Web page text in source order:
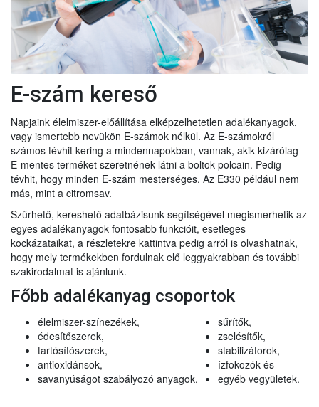
E-szám kereső
Napjaink élelmiszer-előállítása elképzelhetetlen adalékanyagok,
vagy ismertebb nevükön E-számok nélkül. Az E-számokról
számos tévhit kering a mindennapokban, vannak, akik kizárólag
E-mentes terméket szeretnének látni a boltok polcain. Pedig
tévhit, hogy minden E-szám mesterséges. Az E330 például nem
más, mint a citromsav.
Szűrhető, kereshető adatbázisunk segítségével megismerhetik az
egyes adalékanyagok fontosabb funkcióit, esetleges
kockázataikat, a részletekre kattintva pedig arról is olvashatnak,
hogy mely termékekben fordulnak elő leggyakrabban és további
szakirodalmat is ajánlunk.
Főbb adalékanyag csoportok
élelmiszer-színezékek,
édesítőszerek,
tartósítószerek,
antioxidánsok,
savanyúságot szabályozó anyagok,
sűrítők,
zselésítők,
stabilizátorok,
ízfokozók és
egyéb vegyületek.